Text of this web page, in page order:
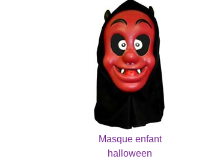
Masque enfant
halloween